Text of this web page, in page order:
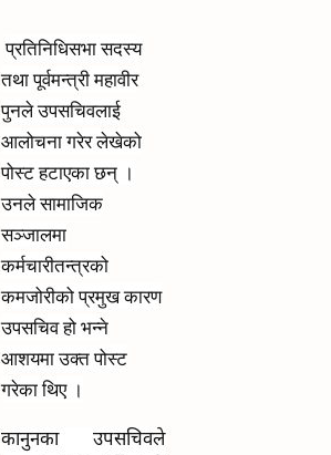
प्रतिनिधिसभा सदस्य
तथा पूर्वमन्त्री महावीर
पुनले उपसचिवलाई
आलोचना गरेर लेखेको
पोस्ट हटाएका छन् ।
उनले सामाजिक
सञ्जालमा
कर्मचारीतन्त्रको
कमजोरीको प्रमुख कारण
उपसचिव हो भन्ने
आशयमा उक्त पोस्ट
गरेका थिए ।
कानुनका उपसचिवले